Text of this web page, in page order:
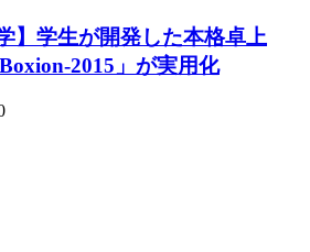
】学生が開発した本格卓上
2015」が実用化